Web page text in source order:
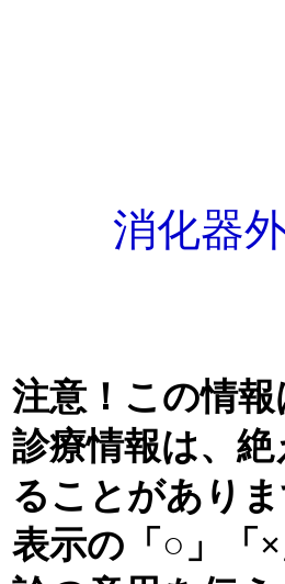
消化器
注意！この情報
診療情報は、
ることがありま
表示の「○」「